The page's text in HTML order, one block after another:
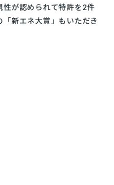
が認められて特許を2件
新エネ大賞」もいただき